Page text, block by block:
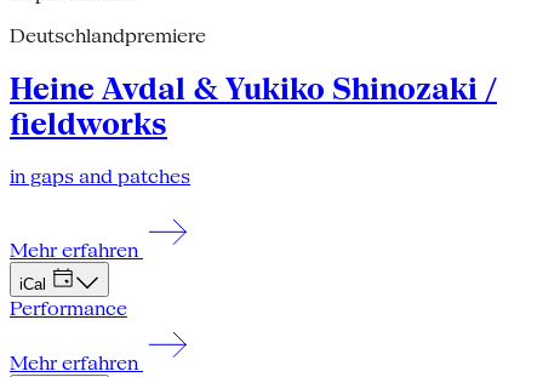
Deutschlandpremiere
Heine Avdal & Yukiko Shinozaki /
fieldworks
in gaps and patches
Mehr erfahren
iCal
Performance
Mehr erfahren